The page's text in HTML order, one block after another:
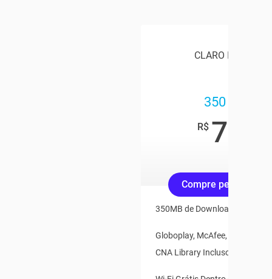
CLARO INTERNET
350 Mega
R$ 79
Compre pelo
350MB de Download e 35MB
Globoplay, McAfee, Claro
CNA Library Inclusos